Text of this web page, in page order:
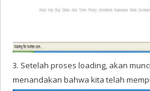
3. Setelah proses loading, akan
menandakan bahwa kita telah